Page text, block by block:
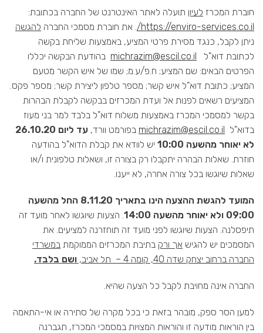
חוברת המכרז לעיון תועלה לאתר האינטרנט של החברה בכתובת:
https://enviro-services.co.il/ . את חוברת מסמכי החברה להגשה
ניתן לקבל, כנגד מסירת פרטי המציע, באמצעות שליחת בקשה
לכתובת דוא"ל michrazim@escil.co.il בהודעת הבקשה יכללו
הפרטים הבאים: שם המציע; ח.פ/ע.מ; שמו של איש הקשר מטעם
המציע; כתובת דוא"ל איש קשר; מספר טלפון ליצירת קשר; מספר פקס.
המציעים רשאים לפנות אל ועדת המכרזים בבקשה לקבלת הבהרות
בקשר למסמכי המכרז באמצעות משלוח דוא"ל בלבד למר בני מעוז
בדוא"ל michrazim@escil.co.il בפורמט וורד,
עד ליום 26.10.20
לא יאוחר מהשעה 10:00
יש לוודא את קבלת הדוא"ל בהודעה
חוזרת. שאלות הבהרה יתקבלו רק בצורה זו, ושאלות טלפונית ו/או
שאלות שיוגשו בכל צורה אחרה, לא ייענו.
המועד להגשת ההצעה הינו בתאריך 8.11.20 החל מהשעה
09:00 ולא יאוחר מהשעה 14:00
. הצעות שיוגשו לאחר מועד זה
תיפסלנה. הצעות שיוגשו לפני מועד זה תוחזרנה למציעים. את
המסמכים יש להגיש אך ורק בתיבת המכרזים הממוקמת במשרדי
החברה ברחוב יצחק שדה 40, קומה 4 – תל אביב,
ושם בלבד.
החברה אינה מחויבת לקבל כל הצעה שהיא.
למען הסר ספק, מובהר בזאת כי בכל מקרה של סתירה או אי-התאמה
בין הוראות מודעה זו והוראות המצויות במסמכי המכרז, תגברנה